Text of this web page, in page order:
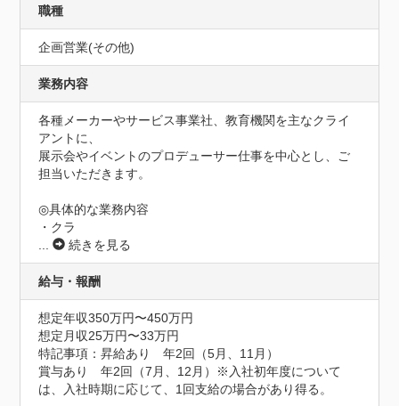
職種
企画営業(その他)
業務内容
各種メーカーやサービス事業社、教育機関を主なクライ
アントに、
展示会やイベントのプロデューサー仕事を中心とし、ご
担当いただきます。
◎具体的な業務内容
・クラ
...
続きを見る
給与・報酬
想定年収350万円〜450万円
想定月収25万円〜33万円
特記事項：昇給あり　年2回（5月、11月）
賞与あり　年2回（7月、12月）※入社初年度について
は、入社時期に応じて、1回支給の場合があり得る。